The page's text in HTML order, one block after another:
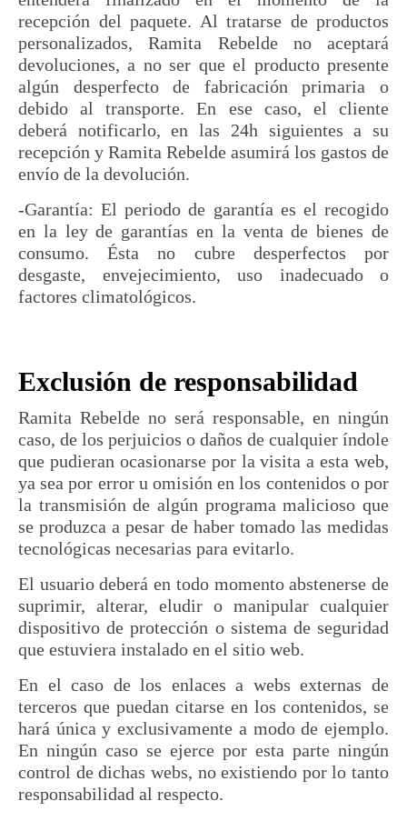
recepción del paquete. Al tratarse de productos
personalizados, Ramita Rebelde no aceptará
devoluciones, a no ser que el producto presente
algún desperfecto de fabricación primaria o
debido al transporte. En ese caso, el cliente
deberá notificarlo, en las 24h siguientes a su
recepción y Ramita Rebelde asumirá los gastos de
envío de la devolución.
-Garantía: El periodo de garantía es el recogido
en la ley de garantías en la venta de bienes de
consumo. Ésta no cubre desperfectos por
desgaste, envejecimiento, uso inadecuado o
factores climatológicos.
Exclusión de responsabilidad
Ramita Rebelde no será responsable, en ningún
caso, de los perjuicios o daños de cualquier índole
que pudieran ocasionarse por la visita a esta web,
ya sea por error u omisión en los contenidos o por
la transmisión de algún programa malicioso que
se produzca a pesar de haber tomado las medidas
tecnológicas necesarias para evitarlo.
El usuario deberá en todo momento abstenerse de
suprimir, alterar, eludir o manipular cualquier
dispositivo de protección o sistema de seguridad
que estuviera instalado en el sitio web.
En el caso de los enlaces a webs externas de
terceros que puedan citarse en los contenidos, se
hará única y exclusivamente a modo de ejemplo.
En ningún caso se ejerce por esta parte ningún
control de dichas webs, no existiendo por lo tanto
responsabilidad al respecto.